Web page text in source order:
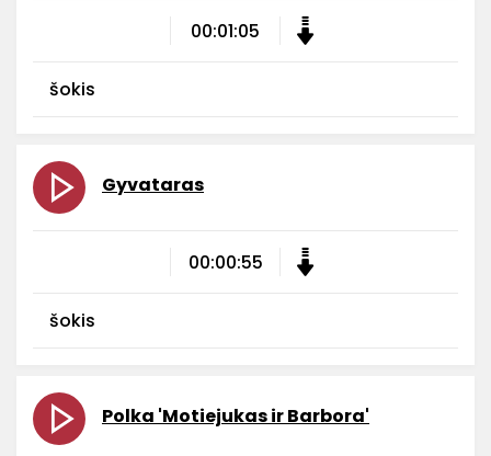
00:01:05
šokis
Gyvataras
00:00:55
šokis
Polka 'Motiejukas ir Barbora'